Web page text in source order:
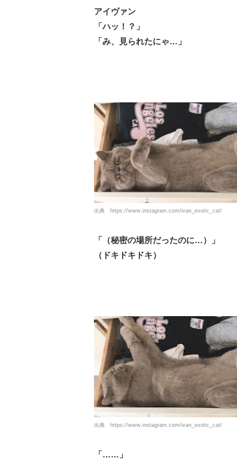
アイヴァン
「ハッ！？」
「み、見られたにゃ…」
出典 https://www.instagram.com/ivan_exotic_cat/
「（秘密の場所だったのに…）」
（ドキドキドキ）
出典 https://www.instagram.com/ivan_exotic_cat/
「……」